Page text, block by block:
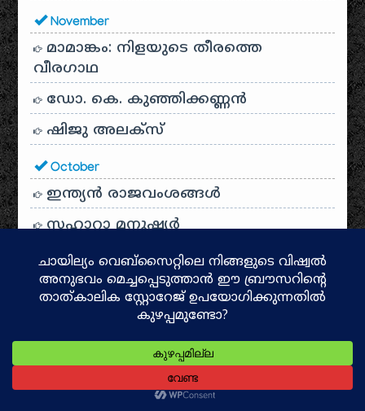
November
മാമാങ്കം: നിളയുടെ തീരത്തെ
വീരഗാഥ
ഡോ. കെ. കുഞ്ഞിക്കണ്ണൻ
ഷിജു അലക്സ്
October
ഇന്ത്യൻ രാജവംശങ്ങൾ
സഹാറാ മനുഷ്യർ
ദേവദാസികൾ
ശബരിമല ക്ഷേത്ര ചരിത്രം
സംബന്ധമൂർത്തി
ദക്ഷിണഭാരതത്തിൻ്റെ സാംസ്കാരിക
ദർപ്പണം: പഞ്ചമഹാകാവ്യങ്ങൾ